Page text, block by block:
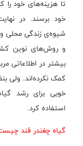
تا هزینه‌های خود
خود برسند. در
شیوه‌ی زندگی محلی
و روش‌های نوین
بیشتر در اطلاعاتی
کمک نکرده‌اند. ولی
خوبی برای رشد
استفاده کرد.
گیاه چغندر قند